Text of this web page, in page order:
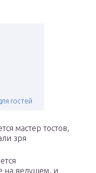
гостей
мастер тостов,
зря
на ведущем, и